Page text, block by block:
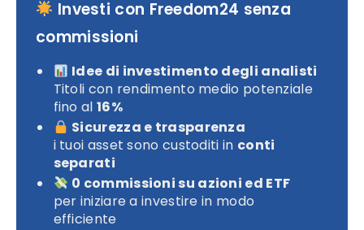
Investi con Freedom24 senza
commissioni
Idee di investimento degli analisti
Titoli con rendimento medio potenziale
fino al 16%
Sicurezza e trasparenza
i tuoi asset sono custoditi in conti
separati
0 commissioni su azioni ed ETF
per iniziare a investire in modo
efficiente